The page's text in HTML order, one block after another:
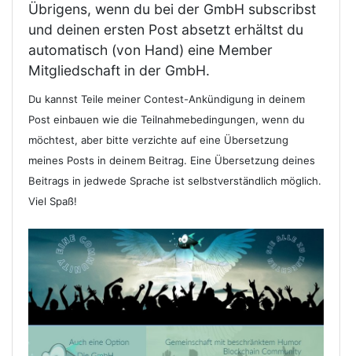
Übrigens, wenn du bei der GmbH subscribst
und deinen ersten Post absetzt erhältst du
automatisch (von Hand) eine Member
Mitgliedschaft in der GmbH.
Du kannst Teile meiner Contest-Ankündigung in deinem
Post einbauen wie die Teilnahmebedingungen, wenn du
möchtest, aber bitte verzichte auf eine Übersetzung
meines Posts in deinem Beitrag. Eine Übersetzung deines
Beitrags in jedwede Sprache ist selbstverständlich möglich.
Viel Spaß!